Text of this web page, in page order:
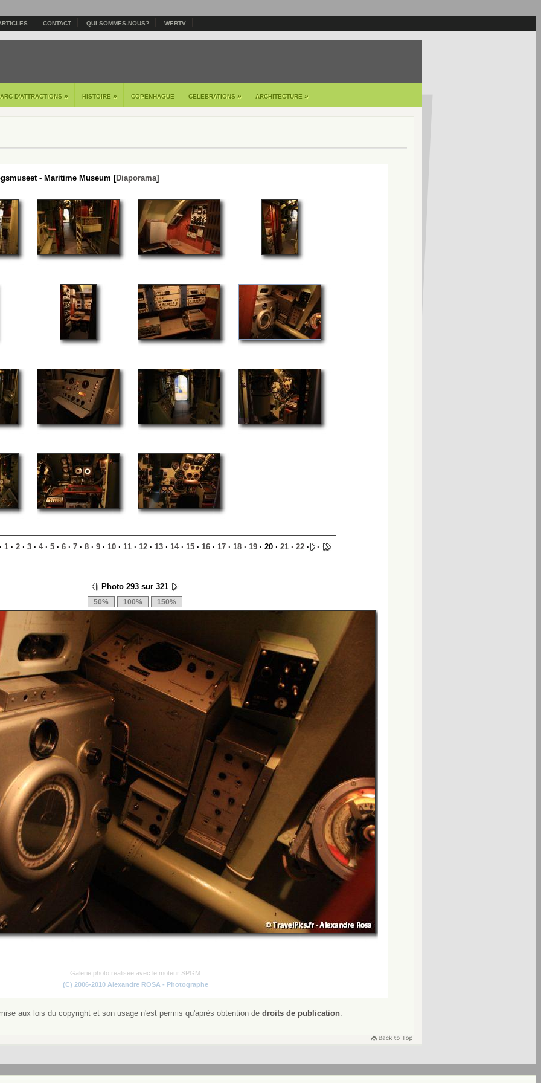
CONTACT QUI SOMMES-NOUS? WEBTV
D'ATTRACTIONS » HISTOIRE » COPENHAGUE CELEBRATIONS » ARCHITECTURE »
- Maritime Museum [Diaporama]
1 · 2 · 3 · 4· 5 · 6 · 7 · 8 · 9 · 10 · 11 · 12 · 13 · 14· 15 · 16 · 17 · 18 · 19 · 20 · 21 · 22 · ·
Photo 293 sur 321
Galerie photo realisee avec le moteur SPGM
(C) 2006-2010 Alexandre ROSA - Photographe
aux lois du copyright et son usage n'est permis qu'après obtention de droits de publication.